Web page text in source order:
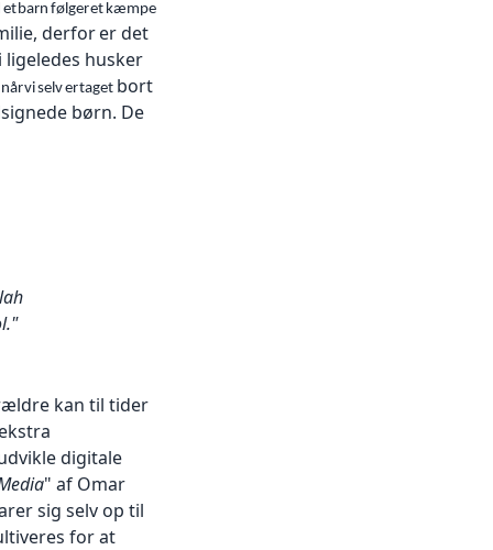
etbarn følgeret kæmpe
derforer det
ligeledes husker
nårviselvertaget bort
børn. De
kan til tider
digitale
" af Omar
sig selv op til
for at